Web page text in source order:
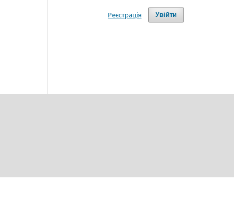
Увійти
Реєстрація